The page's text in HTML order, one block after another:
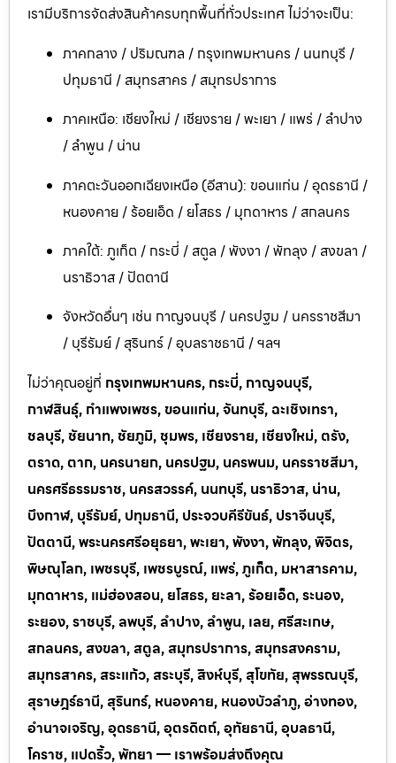
เรามีบริการจัดส่งสินค้าครบทุกพื้นที่ทั่วประเทศ ไม่ว่าจะเป็น:
ภาคกลาง / ปริมณฑล / กรุงเทพมหานคร / นนทบุรี /
ปทุมธานี / สมุทรสาคร / สมุทรปราการ
ภาคเหนือ: เชียงใหม่ / เชียงราย / พะเยา / แพร่ / ลำปาง
/ ลำพูน / น่าน
ภาคตะวันออกเฉียงเหนือ (อีสาน): ขอนแก่น / อุดรธานี /
หนองคาย / ร้อยเอ็ด / ยโสธร / มุกดาหาร / สกลนคร
ภาคใต้: ภูเก็ต / กระบี่ / สตูล / พังงา / พัทลุง / สงขลา /
นราธิวาส / ปัตตานี
จังหวัดอื่นๆ เช่น กาญจนบุรี / นครปฐม / นครราชสีมา
/ บุรีรัมย์ / สุรินทร์ / อุบลราชธานี / ฯลฯ
ไม่ว่าคุณอยู่ที่ กรุงเทพมหานคร, กระบี่, กาญจนบุรี,
กาฬสินธุ์, กำแพงเพชร, ขอนแก่น, จันทบุรี, ฉะเชิงเทรา,
ชลบุรี, ชัยนาท, ชัยภูมิ, ชุมพร, เชียงราย, เชียงใหม่, ตรัง,
ตราด, ตาก, นครนายก, นครปฐม, นครพนม, นครราชสีมา,
นครศรีธรรมราช, นครสวรรค์, นนทบุรี, นราธิวาส, น่าน,
บึงกาฬ, บุรีรัมย์, ปทุมธานี, ประจวบคีรีขันธ์, ปราจีนบุรี,
ปัตตานี, พระนครศรีอยุธยา, พะเยา, พังงา, พัทลุง, พิจิตร,
พิษณุโลก, เพชรบุรี, เพชรบูรณ์, แพร่, ภูเก็ต, มหาสารคาม,
มุกดาหาร, แม่ฮ่องสอน, ยโสธร, ยะลา, ร้อยเอ็ด, ระนอง,
ระยอง, ราชบุรี, ลพบุรี, ลำปาง, ลำพูน, เลย, ศรีสะเกษ,
สกลนคร, สงขลา, สตูล, สมุทรปราการ, สมุทรสงคราม,
สมุทรสาคร, สระแก้ว, สระบุรี, สิงห์บุรี, สุโขทัย, สุพรรณบุรี,
สุราษฎร์ธานี, สุรินทร์, หนองคาย, หนองบัวลำภู, อ่างทอง,
อำนาจเจริญ, อุดรธานี, อุตรดิตถ์, อุทัยธานี, อุบลธานี,
โคราช, แปดริ้ว, พัทยา — เราพร้อมส่งถึงคุณ